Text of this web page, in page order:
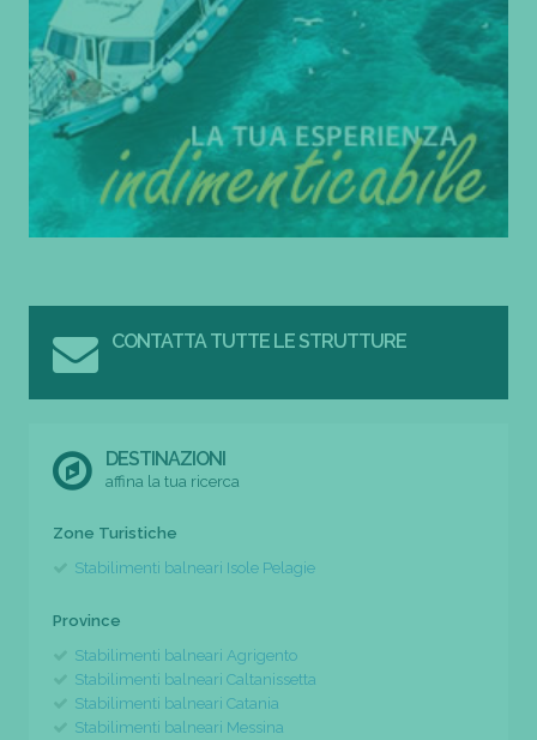
CONTATTA TUTTE LE STRUTTURE
DESTINAZIONI
affina la tua ricerca
Zone Turistiche
Stabilimenti balneari Isole Pelagie
Province
Stabilimenti balneari Agrigento
Stabilimenti balneari Caltanissetta
Stabilimenti balneari Catania
Stabilimenti balneari Messina